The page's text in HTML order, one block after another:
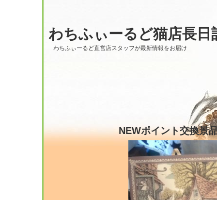
わちふぃーるど猫店長日
わちふぃーるど直営店スタッフが最新情報をお届け
NEWポイント交換景